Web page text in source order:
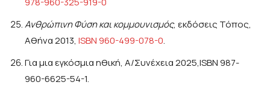
Ανθρώπινη Φύση και κομμουνισμός, εκδόσεις Τόπος,
Αθήνα 2013, ISBN 960-499-078-0.
Για μια εγκόσμια ηθική, Α/Συνέχεια 2025,ISBN 987-
960-6625-54-1.